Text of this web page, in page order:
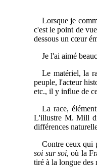
Lorsque je
c'est le point de
dessous un cœur
Je l'ai aimé
Le matériel, la
peuple, l'acteur
etc., il y influe de
La race,
L'illustre M. Mill
différences
Contre ceux qui
soi sur soi, où la
tiré à la longue des